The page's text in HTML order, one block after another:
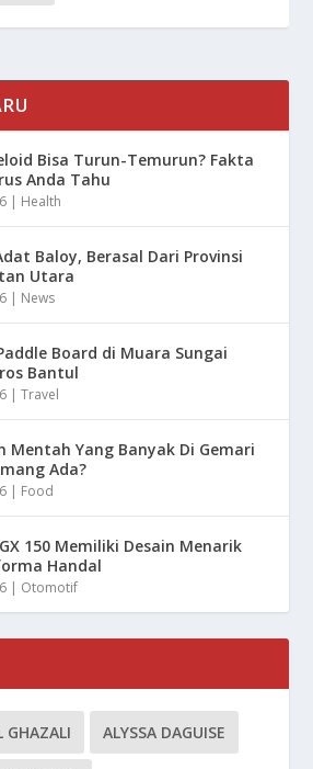
Bisa Turun-Temurun? Fakta
Anda Tahu
| Health
Baloy, Berasal Dari Provinsi
Utara
| News
Board di Muara Sungai
Bantul
|Travel
Mentah Yang Banyak Di Gemari
Ada?
| Food
150 Memiliki Desain Menarik
Handal
| Otomotif
GHAZALI ALYSSA DAGUISE